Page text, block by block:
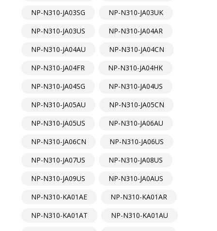
NP-N310-JA03SG
NP-N310-JA03UK
NP-N310-JA03US
NP-N310-JA04AR
NP-N310-JA04AU
NP-N310-JA04CN
NP-N310-JA04FR
NP-N310-JA04HK
NP-N310-JA04SG
NP-N310-JA04US
NP-N310-JA05AU
NP-N310-JA05CN
NP-N310-JA05US
NP-N310-JA06AU
NP-N310-JA06CN
NP-N310-JA06US
NP-N310-JA07US
NP-N310-JA08US
NP-N310-JA09US
NP-N310-JA0AUS
NP-N310-KA01AE
NP-N310-KA01AR
NP-N310-KA01AT
NP-N310-KA01AU